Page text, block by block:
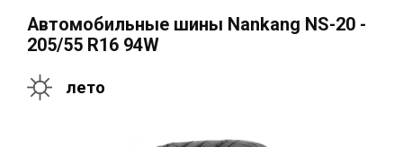
Автомобильные шины Nankang NS-20 -
205/55 R16 94W
лето